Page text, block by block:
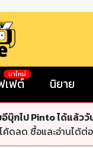
เฟต์
มาใหม่
นิยาย
อีบุ๊กไป Pinto ได้แล้ว
ค้ดลด ซื้อและอ่านได้ต่